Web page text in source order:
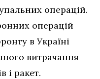
операцій.
операцій
в Україні
витрачання
і ракет.